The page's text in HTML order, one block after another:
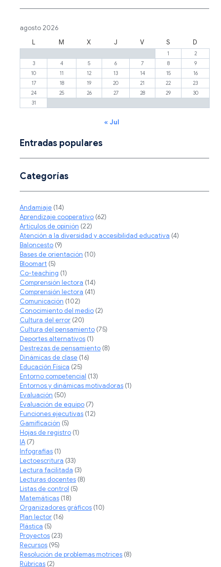
agosto 2026
L
M X J V S D
1
2
3
4 5 6 7 8
9
10
11 12 13 14 15
16
17
18 19 20 21 22
23
24
25 26 27 28 29
30
31
« Jul
Entradas populares
Categorías
Andamiaje (14)
Aprendizaje cooperativo (62)
Artículos de opinión (22)
Atención a la diversidad y accesibilidad educativa (4)
Baloncesto (9)
Bases de orientación (10)
Bloomart (5)
Co-teaching (1)
Comprensión lectora (14)
Comprensión lectora (41)
Comunicación (102)
Conocimiento del medio (2)
Cultura del error (20)
Cultura del pensamiento (75)
Deportes alternativos (1)
Destrezas de pensamiento (8)
Dinámicas de clase (16)
Educación Física (25)
Entorno competencial (13)
Entornos y dinámicas motivadoras (1)
Evaluación (50)
Evaluación de equipo (7)
Funciones ejecutivas (12)
Gamificación (5)
Hojas de registro (1)
IA (7)
Infografias (1)
Lectoescritura (33)
Lectura facilitada (3)
Lecturas docentes (8)
Listas de control (5)
Matemáticas (18)
Organizadores gráficos (10)
Plan lector (16)
Plástica (5)
Proyectos (23)
Recursos (95)
Resolución de problemas motrices (8)
Rúbricas (2)